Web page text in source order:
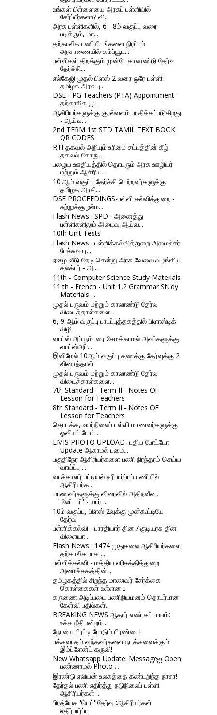
உங்கள் பிள்ளையை அரசுப் பள்ளியில்
சேர்ப்பீர்களா? வி...
அரசு பள்ளிகளில், 6 - 8ம் வகுப்பு வரை
படிக்கும், மா...
தற்காலிக பணியிடங்களை நிரப்பும்
அரசாணையில் கம்ப்யூட...
பள்ளிகள் திறக்கும் முன்பே காலாண்டு தேர்வு
தேர்ச்சி...
எல்கேஜி முதல் பிளஸ் 2 வரை ஒரே பள்ளி:
தமிழக அரசு பு...
DSE - PG Teachers (PTA) Appointment -
தற்காலிக மு...
ஆசிரியர்களுக்கு குரல்வளம் பாதிக்கப்படுகிறது
- ஆய்வ...
2nd TERM 1st STD TAMIL TEXT BOOK
QR CODES.
RTI தகவல் அறியும் உரிமை சட்டத்தின் கீழ்
தகவல் கோரு...
பழைய ஊதியத்தில் தொடரும் அரசு ஊழியர்
மற்றும் ஆசிரிய...
10 ஆம் வகுப்பு தேர்ச்சி பெற்றவர்களுக்கு
தமிழக அரசி...
DSE PROCEEDINGS-பள்ளி கல்வித்துறை -
சுற்றுச்சூழல்ம...
Flash News : SPD - அனைத்து
பள்ளிகளிலும் அடைவு ஆய்வ...
10th Unit Tests
Flash News : பள்ளிக்கல்வித்துறை அமைச்சர்
பேச்சுவார...
ஏழை வீடு தேடி சென்று அரசு வேலை வழங்கிய
கலக்டர் - அ...
11th - Computer Science Study Materials
11 th - French - Unit 1,2 Grammar Study
Materials ...
முதல் பருவம் மற்றும் காலாண்டு தேர்வு
விடைத்தாள்களை...
6, 9-ஆம் வகுப்பு பாடப்புத்தகத்தில் பிளாஸ்டிக்
விழி...
வாட்ஸ் அப் நம்பரை சேமக்காமல் அவர்களுக்கு
வாட்ஸ்அப்...
இனிமேல் 10ஆம் வகுப்பு கணக்கு தேர்வுக்கு 2
வினாத்தாள்
முதல் பருவம் மற்றும் காலாண்டு தேர்வு
விடைத்தாள்களை...
7th Standard - Term II - Notes OF
Lesson for Teachers
8th Standard - Term II - Notes OF
Lesson for Teachers
தொடக்க, உயர்நிலைப் பள்ளி மாணவர்களுக்கு
ஓவியப் போட்...
EMIS PHOTO UPLOAD- புதிய போட்டோ
Update ஆகாமல் பழை...
பகுதிநேர ஆசிரியர்களை பணி நிரந்தரம் செய்ய
வாய்ப்பு ...
வாக்காளர் பட்டியல் சரிபார்ப்புப் பணியில்
ஆசிரியர்க...
மாணவர்களுக்கு விரைவில் அதிநவீன,
'லேப்டாப்' - யார் ...
10ம் வகுப்பு, பிளஸ் 2வுக்கு முன்கூட்டியே
தேர்வு
பள்ளிக்கல்வி - பாரதியார் தின / குடியரசு தின
விளையா...
Flash News : 1474 முதுகலை ஆசிரியர்களை
தற்காலிகமாக ...
பள்ளிக்கல்வி - மத்திய எரிசக்தித்துறை
அமைச்சகத்தின்...
தமிழகத்தில் சிறந்த மாணவர் சேர்க்கை
கொள்கைகள் உள்ளன...
கருணை அடிப்படை பணிநியமனம் தொடர்பான
கேள்வி பதில்கள்...
BREAKING NEWS ஆதார் எண் கட்டாயம்:
உச்ச நீதிமன்றம் ...
நோயை பிரட்டி போடும் பிரண்டை!
பக்கவாதம் வந்தவர்களை நடக்கவைக்கும்
இம்ப்ளேன்ட் கருவி!
New Whatsapp Update: Messageஐ Open
பண்ணாமல் Photo ...
இரண்டு ஏலியன் உலகத்தை கண்டறிந்த நாசா!
தேர்தல் பணி எதிர்த்து நடுநிலைப் பள்ளி
ஆசிரியர்கள் ...
பிரத்யேக 'டெட்' தேர்வு :ஆசிரியர்கள்
எதிர்பார்ப்பு